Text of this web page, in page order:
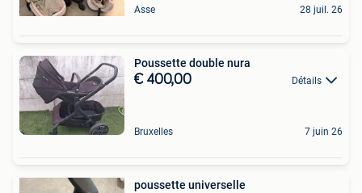
Asse 28 juil. 26
Poussette double nura
€ 400,00 Détails
Bruxelles 7 juin 26
poussette universelle